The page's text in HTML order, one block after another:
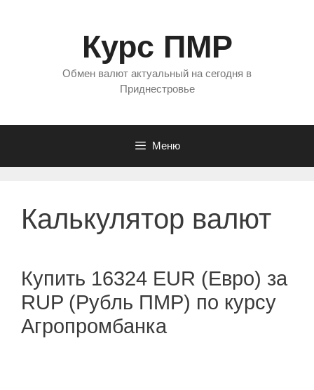
Курс ПМР
Обмен валют актуальный на сегодня в
Приднестровье
Меню
Калькулятор валют
Купить 16324 EUR (Евро) за
RUP (Рубль ПМР) по курсу
Агропромбанка